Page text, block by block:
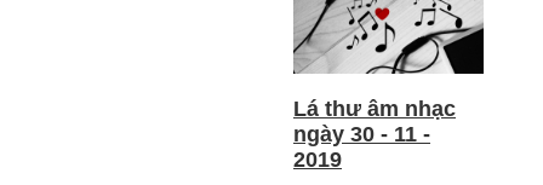
Lá thư âm nhạc
ngày 30 - 11 -
2019